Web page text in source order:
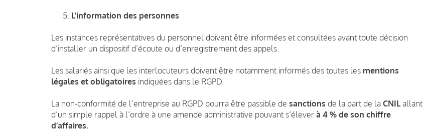
L’information des personnes
Les instances représentatives du personnel doivent être informées et consultées avant toute décision
d’installer un dispositif d’écoute ou d’enregistrement des appels.
Les salariés ainsi que les interlocuteurs doivent être notamment informés des toutes les mentions
légales et obligatoires indiquées dans le RGPD.
La non-conformité de l’entreprise au RGPD pourra être passible de sanctions de la part de la CNILallant
d’un simple rappel à l’ordre à une amende administrative pouvant s’élever à 4 % de son chiffre
d’affaires.